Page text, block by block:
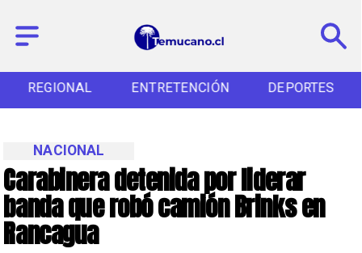
REGIONAL ENTRETENCIÓN DEPORTES
Carabinera detenida por liderar
banda que robó camión Brinks en
Rancagua
NACIONAL